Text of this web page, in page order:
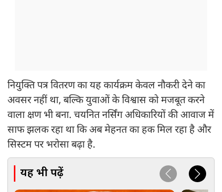
नियुक्ति पत्र वितरण का यह कार्यक्रम केवल नौकरी देने का
अवसर नहीं था, बल्कि युवाओं के विश्वास को मजबूत करने
वाला क्षण भी बना. चयनित नर्सिंग अधिकारियों की आवाज में
साफ झलक रहा था कि अब मेहनत का हक मिल रहा है और
सिस्टम पर भरोसा बढ़ा है.
यह भी पढ़ें